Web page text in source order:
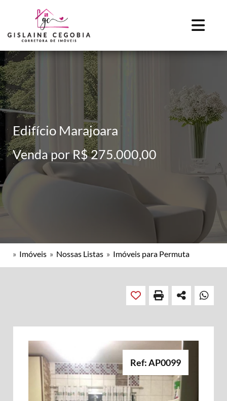
Edifício Marajoara
Venda por R$ 275.000,00
» Imóveis » Nossas Listas » Imóveis para Permuta
Ref: AP0099